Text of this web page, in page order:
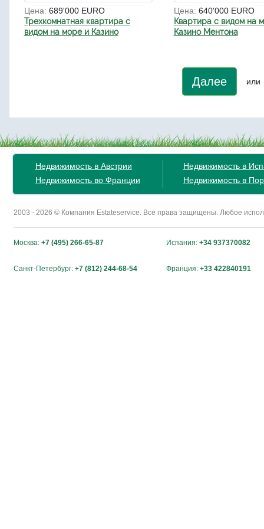
Цена: 689'000 EURO
Трехкомнатная квартира с
видом на море и Казино
Цена: 640'000 EURO
Квартира с видом на
Казино Ментона
Далее или
Недвижимость в Австрии
Недвижимость во Франции
Недвижимость в
Недвижимость в
2003 - 2026 © Компания Estateservice. Все права защищены. Любое
Москва: +7 (495) 266-65-87 Испания: +34 937370082
Санкт-Петербург: +7 (812) 244-68-54 Франция: +33 422840191